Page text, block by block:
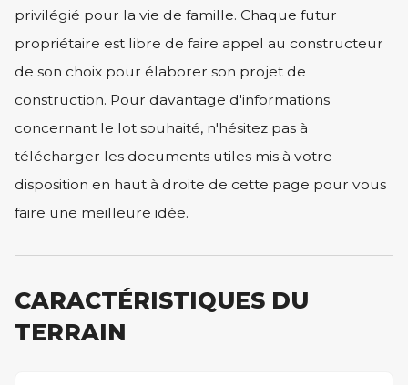
privilégié pour la vie de famille. Chaque futur
propriétaire est libre de faire appel au constructeur
de son choix pour élaborer son projet de
construction. Pour davantage d'informations
concernant le lot souhaité, n'hésitez pas à
télécharger les documents utiles mis à votre
disposition en haut à droite de cette page pour vous
faire une meilleure idée.
CARACTÉRISTIQUES DU
TERRAIN